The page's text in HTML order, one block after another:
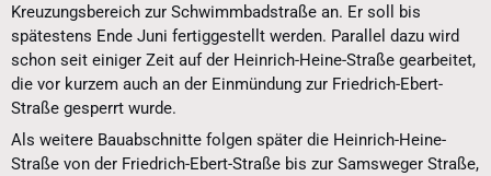
Kreuzungsbereich zur Schwimmbadstraße an. Er soll bis
spätestens Ende Juni fertiggestellt werden. Parallel dazu wird
schon seit einiger Zeit auf der Heinrich-Heine-Straße gearbeitet,
die vor kurzem auch an der Einmündung zur Friedrich-Ebert-
Straße gesperrt wurde.
Als weitere Bauabschnitte folgen später die Heinrich-Heine-
Straße von der Friedrich-Ebert-Straße bis zur Samsweger Straße,